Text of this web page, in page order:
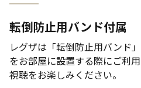
転倒防止用バンド付属
レグザは「転倒防止用バンド
をお部屋に設置する際にご利
視聴をお楽しみください。